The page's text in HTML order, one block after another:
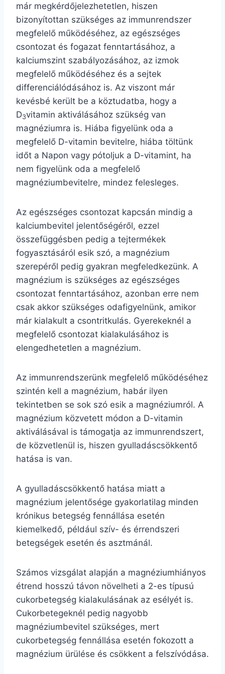
már megkérdőjelezhetetlen, hiszen
bizonyítottan szükséges az immunrendszer
megfelelő működéséhez, az egészséges
csontozat és fogazat fenntartásához, a
kalciumszint szabályozásához, az izmok
megfelelő működéséhez és a sejtek
differenciálódásához is. Az viszont már
kevésbé került be a köztudatba, hogy a
D3vitamin aktiválásához szükség van
magnéziumra is. Hiába figyelünk oda a
megfelelő D-vitamin bevitelre, hiába töltünk
időt a Napon vagy pótoljuk a D-vitamint, ha
nem figyelünk oda a megfelelő
magnéziumbevitelre, mindez felesleges.
Az egészséges csontozat kapcsán mindig a
kalciumbevitel jelentőségéről, ezzel
összefüggésben pedig a tejtermékek
fogyasztásáról esik szó, a magnézium
szerepéről pedig gyakran megfeledkezünk. A
magnézium is szükséges az egészséges
csontozat fenntartásához, azonban erre nem
csak akkor szükséges odafigyelnünk, amikor
már kialakult a csontritkulás. Gyerekeknél a
megfelelő csontozat kialakulásához is
elengedhetetlen a magnézium.
Az immunrendszerünk megfelelő működéséhez
szintén kell a magnézium, habár ilyen
tekintetben se sok szó esik a magnéziumról. A
magnézium közvetett módon a D-vitamin
aktiválásával is támogatja az immunrendszert,
de közvetlenül is, hiszen gyulladáscsökkentő
hatása is van.
A gyulladáscsökkentő hatása miatt a
magnézium jelentősége gyakorlatilag minden
krónikus betegség fennállása esetén
kiemelkedő, például szív- és érrendszeri
betegségek esetén és asztmánál.
Számos vizsgálat alapján a magnéziumhiányos
étrend hosszú távon növelheti a 2-es típusú
cukorbetegség kialakulásának az esélyét is.
Cukorbetegeknél pedig nagyobb
magnéziumbevitel szükséges, mert
cukorbetegség fennállása esetén fokozott a
magnézium ürülése és csökkent a felszívódása.